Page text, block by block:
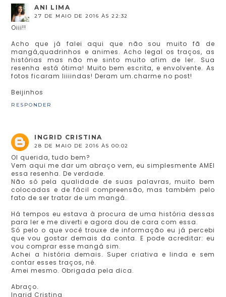
ANI LIMA
27 DE MAIO DE 2016 ÀS 22:32
Oiii!!
Acho que já falei aqui que não sou muito fã de
mangá,quadrinhos e animes. Acho legal os traços, as
histórias mas não me sinto muito afim de ler. Sua
resenha está ótima! Muito bem escrita, e envolvente. As
fotos ficaram liiiindas! Deram um.charme no post!
Beijinhos
RESPONDER
INGRID CRISTINA
28 DE MAIO DE 2016 ÀS 00:02
OI querida, tudo bem?
Vem aqui me dar um abraço vem, eu simplesmente AMEI
essa resenha. De verdade.
Não só pela qualidade de suas palavras, muito bem
colocadas e de fácil compreensão, mas também pelo
fato de ser tratar de um mangá.
Há tempos eu estava à procura de uma história dessas
para ler e me diverti e agora dou de cara com essa.
Só pelo o que você trouxe de informação eu já percebi
que vou gostar demais da conta. E pode acreditar: eu
vou comprar esse mangá sim.
Achei a história demais. Super criativa e linda e sem
contar esses traços, né.
Amei mesmo. Obrigada pela dica.
Abraço.
Ingrid Cristina